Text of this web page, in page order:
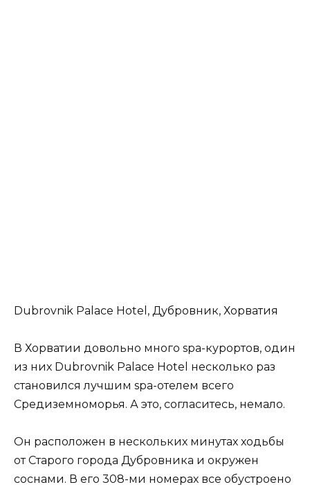
Dubrovnik Palace Hotel, Дубровник, Хорватия
В Хорватии довольно много spa-курортов, один
из них Dubrovnik Palace Hotel несколько раз
становился лучшим spa-отелем всего
Средиземноморья. А это, согласитесь, немало.
Он расположен в нескольких минутах ходьбы
от Старого города Дубровника и окружен
соснами. В его 308-ми номерах все обустроено